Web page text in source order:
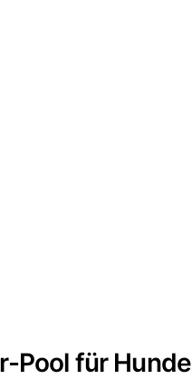
Pool für Hunde